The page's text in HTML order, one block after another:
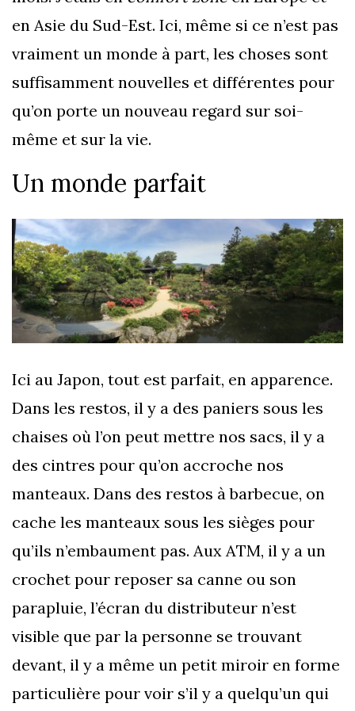
en Asie du Sud-Est. Ici, même si ce n’est pas
vraiment un monde à part, les choses sont
suffisamment nouvelles et différentes pour
qu’on porte un nouveau regard sur soi-
même et sur la vie.
Un monde parfait
Ici au Japon, tout est parfait, en apparence.
Dans les restos, il y a des paniers sous les
chaises où l’on peut mettre nos sacs, il y a
des cintres pour qu’on accroche nos
manteaux. Dans des restos à barbecue, on
cache les manteaux sous les sièges pour
qu’ils n’embaument pas. Aux ATM, il y a un
crochet pour reposer sa canne ou son
parapluie, l’écran du distributeur n’est
visible que par la personne se trouvant
devant, il y a même un petit miroir en forme
particulière pour voir s’il y a quelqu’un qui